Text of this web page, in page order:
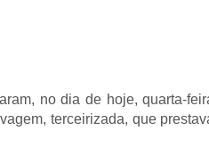
no dia de hoje, quarta-
terceirizada, que